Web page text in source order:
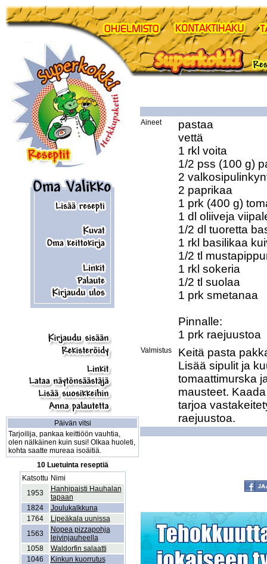
Päivän vitsi
Tarjoilija, pankaa keittiöön vauhtia,
olen nälkäinen kuin susi! Olkaa huoleti,
kohta saatte mureaa isoäitiä.
10 Luetuinta reseptiä
Katsottu Nimi
1953
Hanhipaisti Hauhalan
tapaan
1824
Joulukalkkuna
1764
Lipeäkala uunissa
1563
Nopea pizzapohja
leivinjauheella
1058
Waldorfin salaatti
1046
Kinkun kuorrutus
Aineet
pastaa
vettä
1 rkl voita
1/2 pss (100 g)
2
2 paprikaa
1 prk (400 g)
1 dl oliiveja
1/2 dl tuoretta
1 rkl basilikaa
1/2 tl
1 rkl sokeria
1/2 tl suolaa
1 prk smetanaa
Pinnalle:
1 prk raejuustoa
Valmistus
Keitä pasta
Lisää sipulit ja
tomaattimurska
mausteet.
tarjoa
raejuustoa.